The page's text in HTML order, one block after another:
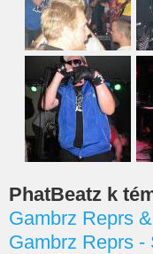
PhatBeatz k
Gambrz Reprs
Gambrz Reprs -